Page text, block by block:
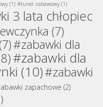
(1) #tunel zabawowy (1)
3 lata chłopiec
(7)
#zabawki dla
#zabawki dla
(10)#zabawki
zapachowe (2)